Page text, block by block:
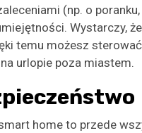
(np. o
Wystarczy,
temu możesz sterować
urlopie poza miastem.
home to przede